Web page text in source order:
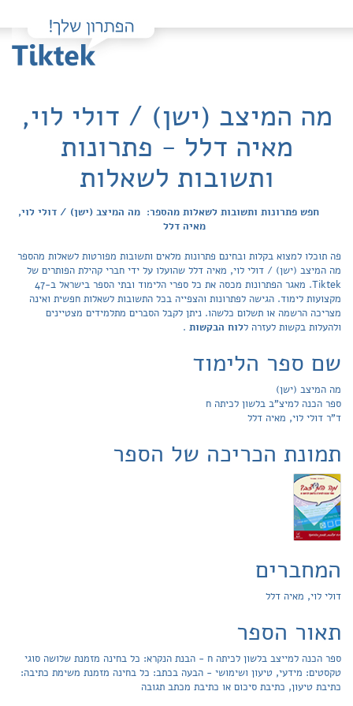
מה המיצב (ישן) / דולי לוי,
מאיה דלל - פתרונות
ותשובות לשאלות
חפש פתרונות ותשובות לשאלות מהספר: מה המיצב (ישן) / דולי לוי,
מאיה דלל
פה תוכלו למצוא בקלות ובחינם פתרונות מלאים ותשובות מפורטות לשאלות מהספר
מה המיצב (ישן) / דולי לוי, מאיה דלל שהועלו על ידי חברי קהילת הפותרים של
Tiktek. מאגר הפתרונות מכסה את כל ספרי הלימוד ובתי הספר בישראל ב-47
מקצועות לימוד. הגישה לפתרונות והצפייה בכל התשובות לשאלות חפשית ואינה
מצריכה הרשמה או תשלום כלשהו. ניתן לקבל הסברים מתלמידים מצטיינים
ולהעלות בקשות לעזרה ללוח הבקשות .
שם ספר הלימוד
מה המיצב (ישן)
ספר הכנה למיצ"ב בלשון לכיתה ח
ד"ר דולי לוי, מאיה דלל
תמונת הכריכה של הספר
המחברים
דולי לוי, מאיה דלל
תאור הספר
ספר הכנה למייצב בלשון לכיתה ח - הבנת הנקרא: כל בחינה מזמנת שלושה סוגי
טקסטים: מידעי, טיעון ושימושי - הבעה בכתב: כל בחינה מזמנת משימת כתיבה:
כתיבת טיעון, כתיבת סיכום או כתיבת מכתב תגובה